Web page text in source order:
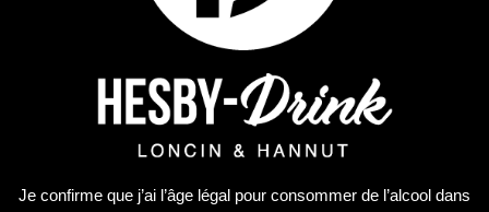
_ Nouveautés _,Corné Port Royal,Idées Cadeaux Noël 2025
Boite ronde Noël
32,50€
Je confirme que j’ai l’âge légal pour consommer de l’alcool dans